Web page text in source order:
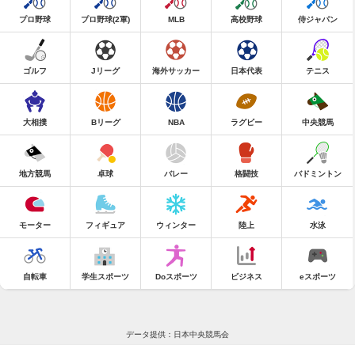
プロ野球 プロ野球(2軍) MLB 高校野球 侍ジャパン
ゴルフ Jリーグ 海外サッカー 日本代表 テニス
大相撲 Bリーグ NBA ラグビー 中央競馬
地方競馬 卓球 バレー 格闘技 バドミントン
モーター フィギュア ウィンター 陸上 水泳
自転車 学生スポーツ Doスポーツ ビジネス eスポーツ
データ提供：日本中央競馬会